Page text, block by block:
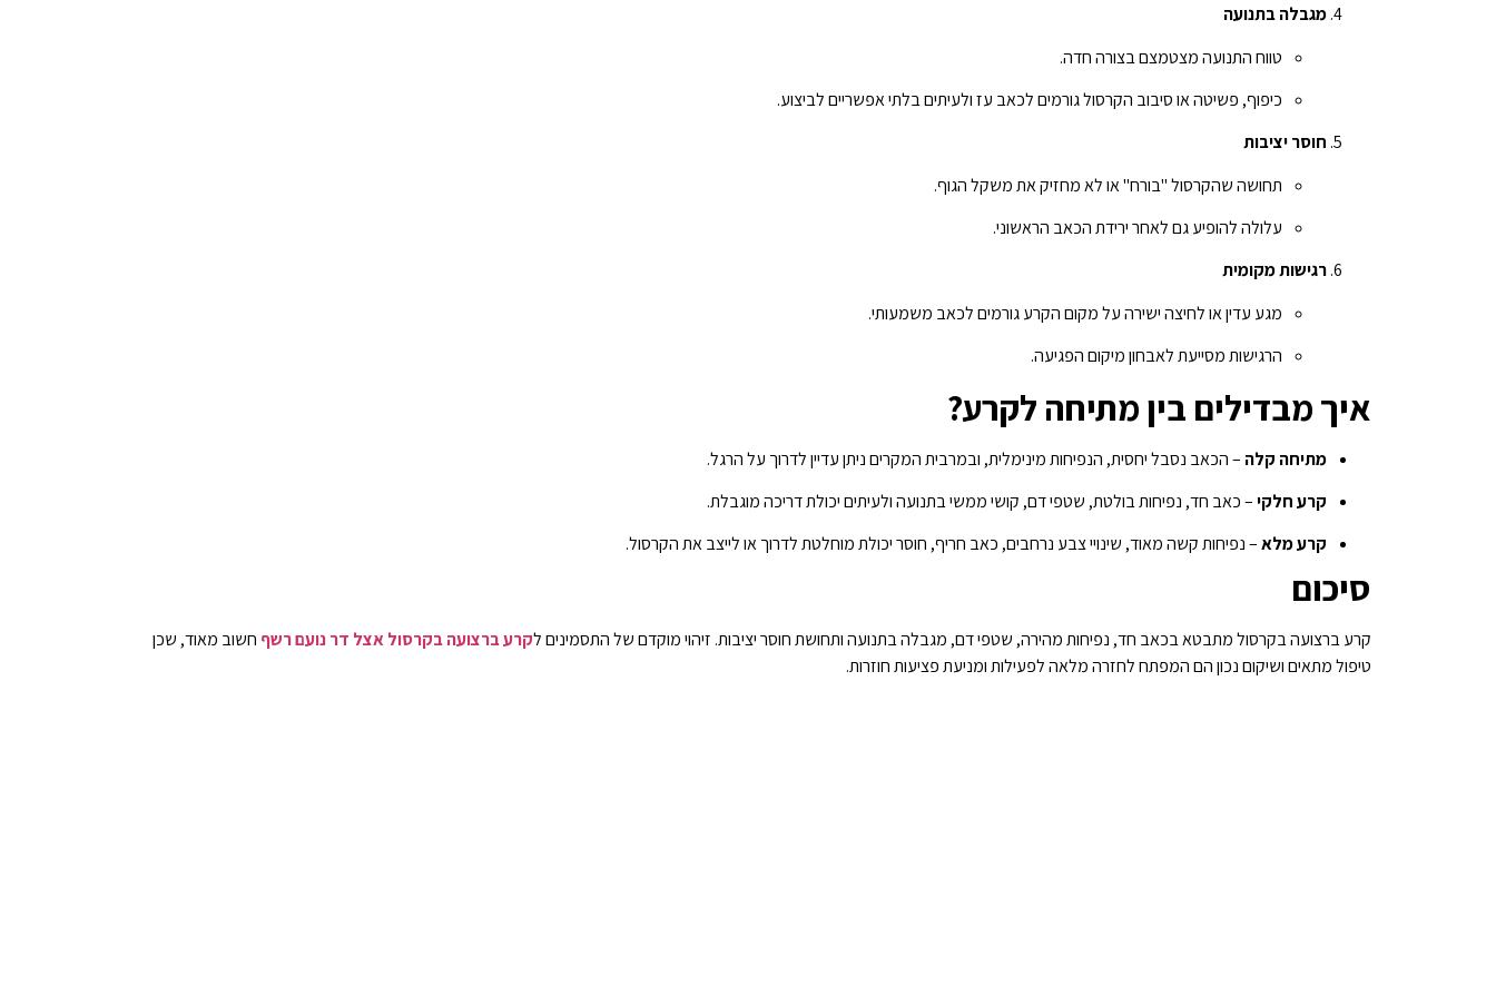
מגבלה בתנועה
טווח התנועה מצטמצם בצורה חדה.
כיפוף, פשיטה או סיבוב הקרסול גורמים לכאב עז ולעיתים בלתי אפשריים לביצוע.
חוסר יציבות
תחושה שהקרסול "בורח" או לא מחזיק את משקל הגוף.
עלולה להופיע גם לאחר ירידת הכאב הראשוני.
רגישות מקומית
מגע עדין או לחיצה ישירה על מקום הקרע גורמים לכאב משמעותי.
הרגישות מסייעת לאבחון מיקום הפגיעה.
איך מבדילים בין מתיחה לקרע?
מתיחה קלה – הכאב נסבל יחסית, הנפיחות מינימלית, ובמרבית המקרים ניתן עדיין לדרוך על הרגל.
קרע חלקי– כאב חד, נפיחות בולטת, שטפי דם, קושי ממשי בתנועה ולעיתים יכולת דריכה מוגבלת.
קרע מלא– נפיחות קשה מאוד, שינויי צבע נרחבים, כאב חריף, חוסר יכולת מוחלטת לדרוך או לייצב את הקרסול.
סיכום
קרע ברצועה בקרסול מתבטא בכאב חד, נפיחות מהירה, שטפי דם, מגבלה בתנועה ותחושת חוסר יציבות. זיהוי מוקדם של התסמינים לקרע ברצועה בקרסול אצל דר נועם רשף חשוב מאוד, שכן
טיפול מתאים ושיקום נכון הם המפתח לחזרה מלאה לפעילות ומניעת פציעות חוזרות.